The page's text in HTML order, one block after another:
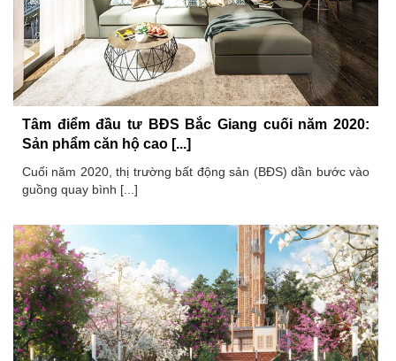
Tâm điểm đầu tư BĐS Bắc Giang cuối năm 2020:
Sản phẩm căn hộ cao [...]
Cuối năm 2020, thị trường bất động sản (BĐS) dần bước vào
guồng quay bình [...]